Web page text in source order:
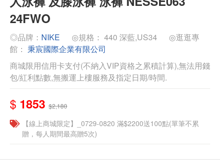
24FWO
◎品牌： NIKE ◎規格： 440 深藍,US34
◎逛逛專
館： 秉宸國際企業有限公司
商城限用信用卡支付(不納入VIP資格之累積計算),無法用錢
包/紅利點數,無搬運上樓服務及指定日期/時間.
$ 1853 $2,180
【線上商城限定】_0729-0820 滿$2200送100點(單筆不累
贈，每人期間最高贈5次)